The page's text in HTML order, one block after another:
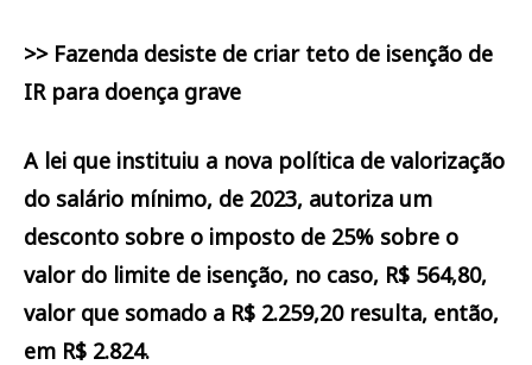
>> Fazenda desiste de criar teto de isenção de
IR para doença grave
A lei que instituiu a nova política de valorização
do salário mínimo, de 2023, autoriza um
desconto sobre o imposto de 25% sobre o
valor do limite de isenção, no caso, R$ 564,80,
valor que somado a R$ 2.259,20 resulta, então,
em R$ 2.824.